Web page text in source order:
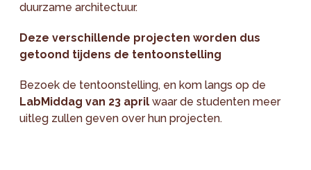
duurzame architectuur.
Deze verschillende projecten worden dus
getoond tijdens de tentoonstelling
Bezoek de tentoonstelling, en kom langs op de
LabMiddag van 23 april waar de studenten meer
uitleg zullen geven over hun projecten.